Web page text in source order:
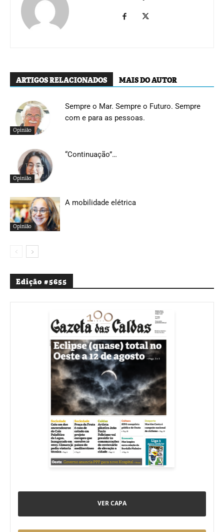
ARTIGOS RELACIONADOS MAIS DO AUTOR
Opinião
Sempre o Mar. Sempre o Futuro. Sempre
com e para as pessoas.
Opinião
“Continuação”…
Opinião
A mobilidade elétrica
Edição #5655
VER CAPA